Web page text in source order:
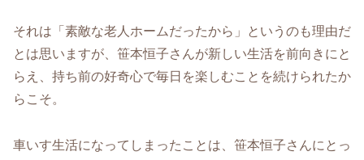
それは「素敵な老人ホームだったから」というのも理由だ
とは思いますが、笹本恒子さんが新しい生活を前向きにと
らえ、持ち前の好奇心で毎日を楽しむことを続けられたか
らこそ。
車いす生活になってしまったことは、笹本恒子さんにとっ